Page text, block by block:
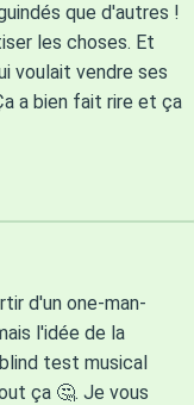
que d'autres !
les choses. Et
voulait vendre ses
a bien fait rire et ça
d'un one-man-
l'idée de la
test musical
ça 🤔. Je vous